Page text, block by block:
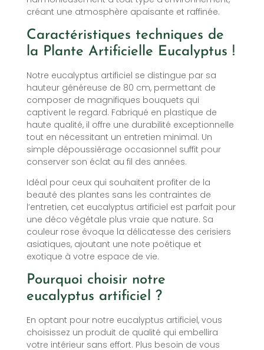
créant une atmosphère apaisante et raffinée.
Caractéristiques techniques de
la Plante Artificielle Eucalyptus !
Notre eucalyptus artificiel se distingue par sa
hauteur généreuse de 80 cm, permettant de
composer de magnifiques bouquets qui
captivent le regard. Fabriqué en plastique de
haute qualité, il offre une durabilité exceptionnelle
tout en nécessitant un entretien minimal. Un
simple dépoussiérage occasionnel suffit pour
conserver son éclat au fil des années.
Idéal pour ceux qui souhaitent profiter de la
beauté des plantes sans les contraintes de
l’entretien, cet eucalyptus artificiel est parfait pour
une déco végétale plus vraie que nature. Sa
couleur rose évoque la délicatesse des cerisiers
asiatiques, ajoutant une note poétique et
exotique à votre espace de vie.
Pourquoi choisir notre
eucalyptus artificiel ?
En optant pour notre eucalyptus artificiel, vous
choisissez un produit de qualité qui embellira
votre intérieur sans effort. Plus besoin de vous